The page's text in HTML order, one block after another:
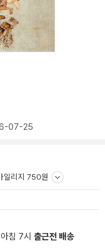
07-25
일리지 750원
침 7시 출근전 배송